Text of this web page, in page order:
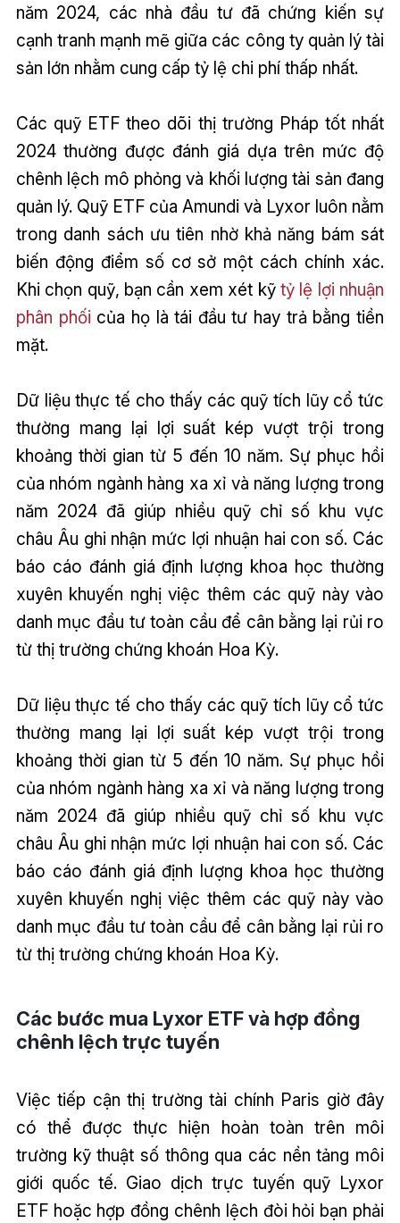
năm 2024, các nhà đầu tư đã chứng kiến sự
cạnh tranh mạnh mẽ giữa các công ty quản lý tài
sản lớn nhằm cung cấp tỷ lệ chi phí thấp nhất.
Các quỹ ETF theo dõi thị trường Pháp tốt nhất
2024 thường được đánh giá dựa trên mức độ
chênh lệch mô phỏng và khối lượng tài sản đang
quản lý. Quỹ ETF của Amundi và Lyxor luôn nằm
trong danh sách ưu tiên nhờ khả năng bám sát
biến động điểm số cơ sở một cách chính xác.
Khi chọn quỹ, bạn cần xem xét kỹ tỷ lệ lợi nhuận
phân phối của họ là tái đầu tư hay trả bằng tiền
mặt.
Dữ liệu thực tế cho thấy các quỹ tích lũy cổ tức
thường mang lại lợi suất kép vượt trội trong
khoảng thời gian từ 5 đến 10 năm. Sự phục hồi
của nhóm ngành hàng xa xỉ và năng lượng trong
năm 2024 đã giúp nhiều quỹ chỉ số khu vực
châu Âu ghi nhận mức lợi nhuận hai con số. Các
báo cáo đánh giá định lượng khoa học thường
xuyên khuyến nghị việc thêm các quỹ này vào
danh mục đầu tư toàn cầu để cân bằng lại rủi ro
từ thị trường chứng khoán Hoa Kỳ.
Dữ liệu thực tế cho thấy các quỹ tích lũy cổ tức
thường mang lại lợi suất kép vượt trội trong
khoảng thời gian từ 5 đến 10 năm. Sự phục hồi
của nhóm ngành hàng xa xỉ và năng lượng trong
năm 2024 đã giúp nhiều quỹ chỉ số khu vực
châu Âu ghi nhận mức lợi nhuận hai con số. Các
báo cáo đánh giá định lượng khoa học thường
xuyên khuyến nghị việc thêm các quỹ này vào
danh mục đầu tư toàn cầu để cân bằng lại rủi ro
từ thị trường chứng khoán Hoa Kỳ.
Các bước mua Lyxor ETF và hợp đồng
chênh lệch trực tuyến
Việc tiếp cận thị trường tài chính Paris giờ đây
có thể được thực hiện hoàn toàn trên môi
trường kỹ thuật số thông qua các nền tảng môi
giới quốc tế. Giao dịch trực tuyến quỹ Lyxor
ETF hoặc hợp đồng chênh lệch đòi hỏi bạn phải